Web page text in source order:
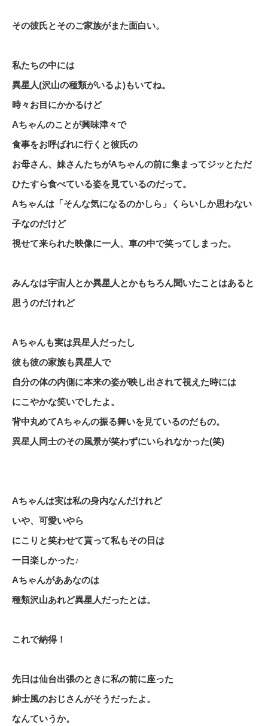
その彼氏とそのご家族がまた面白い。
私たちの中には
異星人(沢山の種類がいるよ)もいてね。
時々お目にかかるけど
Aちゃんのことが興味津々で
食事をお呼ばれに行くと彼氏の
お母さん、妹さんたちがAちゃんの前に集まってジッとただ
ひたすら食べている姿を見ているのだって。
Aちゃんは「そんな気になるのかしら」くらいしか思わない
子なのだけど
視せて来られた映像に一人、車の中で笑ってしまった。
みんなは宇宙人とか異星人とかもちろん聞いたことはあると
思うのだけれど
Aちゃんも実は異星人だったし
彼も彼の家族も異星人で
自分の体の内側に本来の姿が映し出されて視えた時には
にこやかな笑いでしたよ。
背中丸めてAちゃんの振る舞いを見ているのだもの。
異星人同士のその風景が笑わずにいられなかった(笑)
Aちゃんは実は私の身内なんだけれど
いや、可愛いやら
にこりと笑わせて貰って私もその日は
一日楽しかった♪
Aちゃんがああなのは
種類沢山あれど異星人だったとは。
これで納得！
先日は仙台出張のときに私の前に座った
紳士風のおじさんがそうだったよ。
なんていうか。